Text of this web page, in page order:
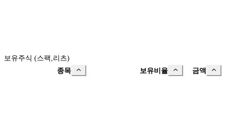
보유주식 (스팩,리츠)
종목
보유비율 금액